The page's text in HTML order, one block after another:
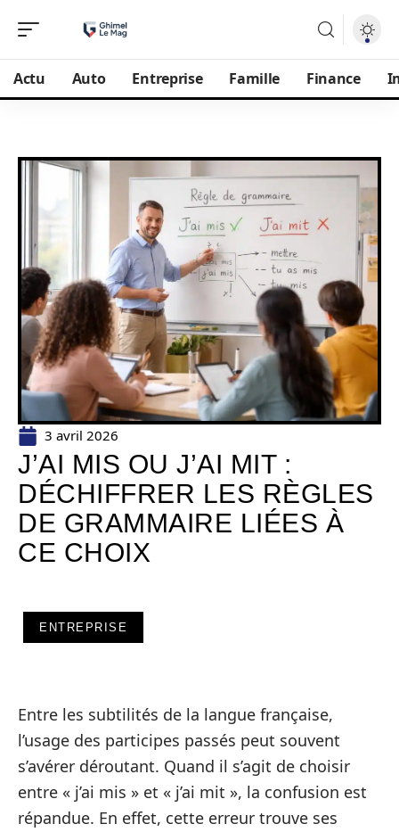
Actu Auto Entreprise Famille Finance
3 avril 2026
J’AI MIS OU J’AI MIT :
DÉCHIFFRER LES RÈGLES
DE GRAMMAIRE LIÉES À
CE CHOIX
ENTREPRISE
Entre les subtilités de la langue française,
l’usage des participes passés peut souvent
s’avérer déroutant. Quand il s’agit de choisir
entre « j’ai mis » et « j’ai mit », la confusion est
répandue. En effet, cette erreur trouve ses